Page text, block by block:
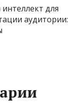
для
аудитории: